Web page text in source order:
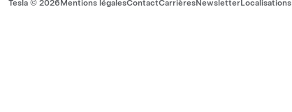
Tesla © 2026Mentions légalesContactCarrièresNewsletterLocalisations